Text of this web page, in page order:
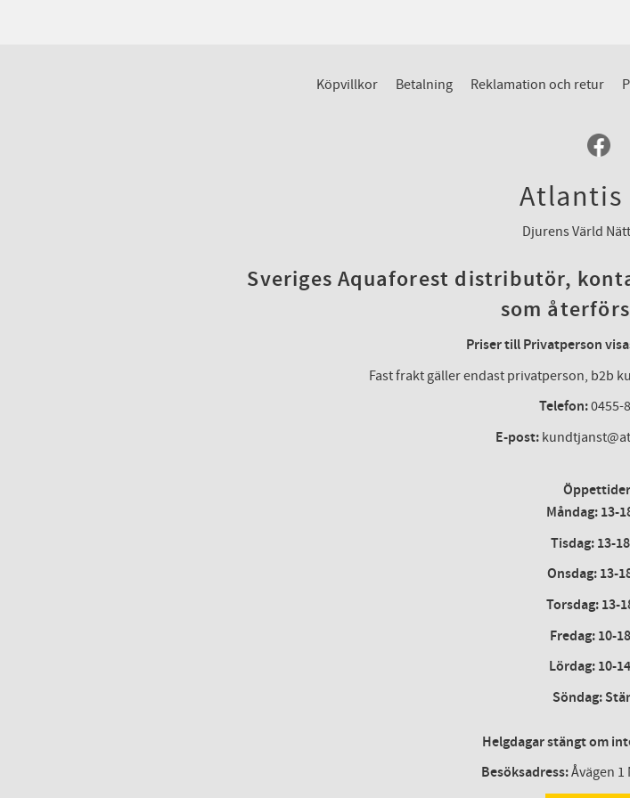
Köpvillkor Betalning Reklamation och retur
Atlantis
Djurens Värld
Sveriges Aquaforest distributör,
som
Priser till Privatperson
Fast frakt gäller endast privatperson, b2b
Telefon:0455-
E-post:
Måndag: 13-
Tisdag: 13-
Onsdag:13-
Torsdag:13-
Fredag:10-
Lördag: 10-
Söndag:
Helgdagar stängt om
Besöksadress:Åvägen 1